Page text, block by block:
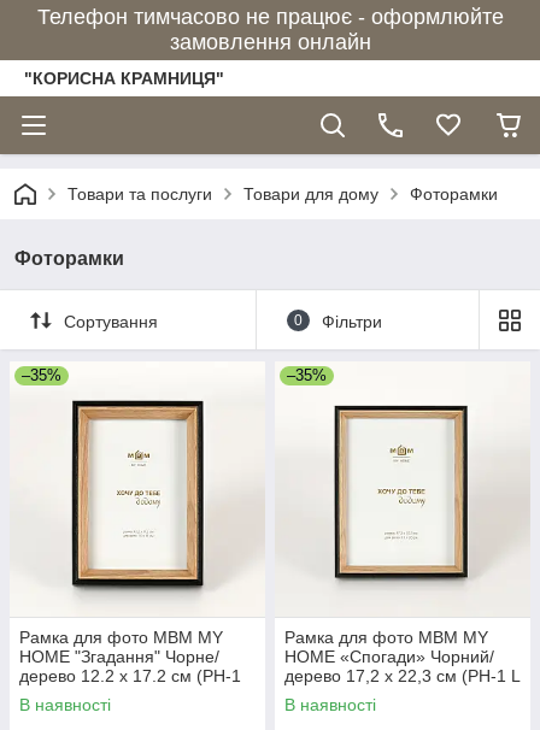
Телефон тимчасово не працює - оформлюйте
замовлення онлайн
"КОРИСНА КРАМНИЦЯ"
Товари та послуги Товари для дому Фоторамки
Фоторамки
Сортування 0 Фільтри
–35%
Рамка для фото МВМ MY
HOME "Згадання" Чорне/
дерево 12.2 х 17.2 см (PH-1
S BLACK/WOOD)
В наявності
–35%
Рамка для фото МВМ MY
HOME «Спогади» Чорний/
дерево 17,2 х 22,3 см (PH-1 L
BLACK/WOOD)
В наявності